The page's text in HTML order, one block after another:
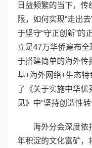
日益频繁的当下，
限，如何实现“走出
于坚守“守正创新”的
立足47万华侨遍布
于搭建简单的海外传
基+海外网络+生态特
了《关于实施中华优
见》中“坚持创造性
海外分会深度依
年积淀的文化富矿，